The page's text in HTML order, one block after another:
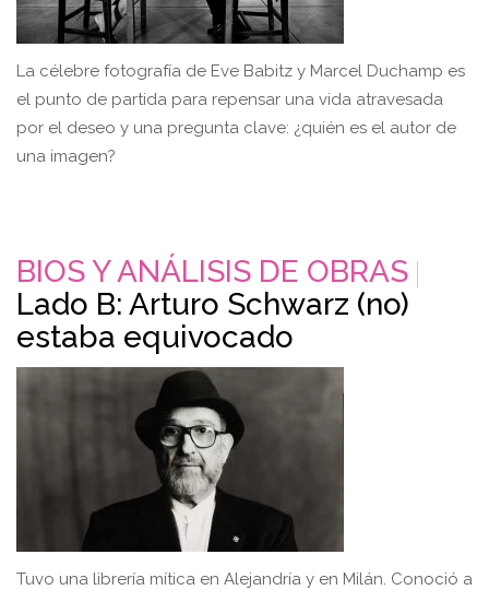
La célebre fotografía de Eve Babitz y Marcel Duchamp es
el punto de partida para repensar una vida atravesada
por el deseo y una pregunta clave: ¿quién es el autor de
una imagen?
BIOS Y ANÁLISIS DE OBRAS
Lado B: Arturo Schwarz (no)
estaba equivocado
Tuvo una librería mítica en Alejandría y en Milán. Conoció a